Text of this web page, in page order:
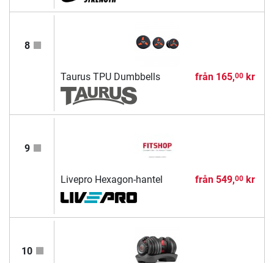
8
Taurus TPU Dumbbells från 165,00kr
9
Livepro Hexagon-hantel från 549,00kr
10